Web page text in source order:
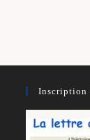
Inscription